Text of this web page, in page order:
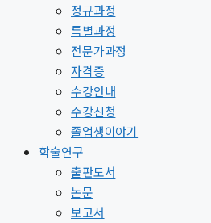
정규과정
특별과정
전문가과정
자격증
수강안내
수강신청
졸업생이야기
학술연구
출판도서
논문
보고서